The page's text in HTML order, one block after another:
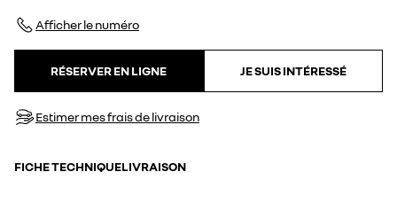
Afficher le numéro
RÉSERVER EN LIGNE JE SUIS INTÉRESSÉ
Estimer mes frais de livraison
FICHE TECHNIQUELIVRAISON